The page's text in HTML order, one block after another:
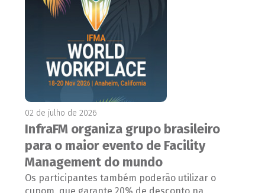
02 de julho de 2026
InfraFM organiza grupo brasileiro
para o maior evento de Facility
Management do mundo
Os participantes também poderão utilizar o